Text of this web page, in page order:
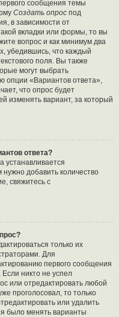
сообщения темы
Создать опрос под
в зависимости от
вкладки или формы, то вы
вопрос и как минимум два
убедившись, что каждый
поля. Вы также
могут выбрать
опции «Вариантов ответа»,
что опрос будет
изменять вариант, за который
ответа?
устанавливается
добавить количество
свяжитесь с
только их
Для
первого сообщения
никто не успел
или отредактировать любой
проголосовал, то только
или удалить
было менять варианты